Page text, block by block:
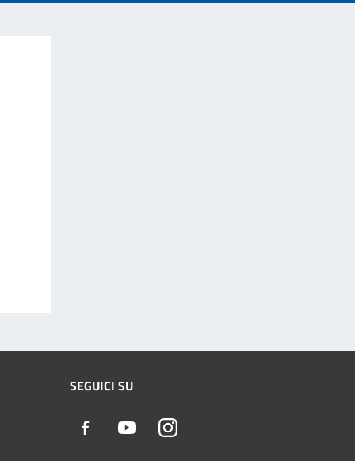
SEGUICI SU
Facebook YoutubeInstagram